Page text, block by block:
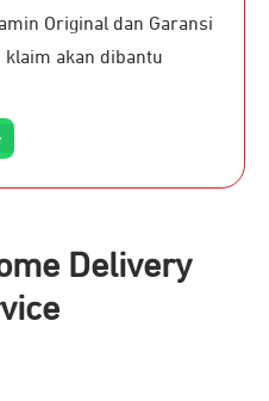
Original dan Garansi
akan dibantu
Delivery